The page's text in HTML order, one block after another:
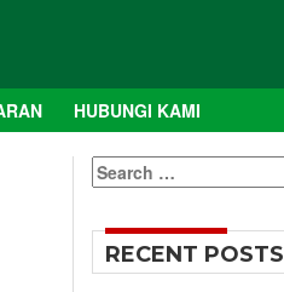
HUBUNGI KAMI
Search
for:
RECENT POSTS